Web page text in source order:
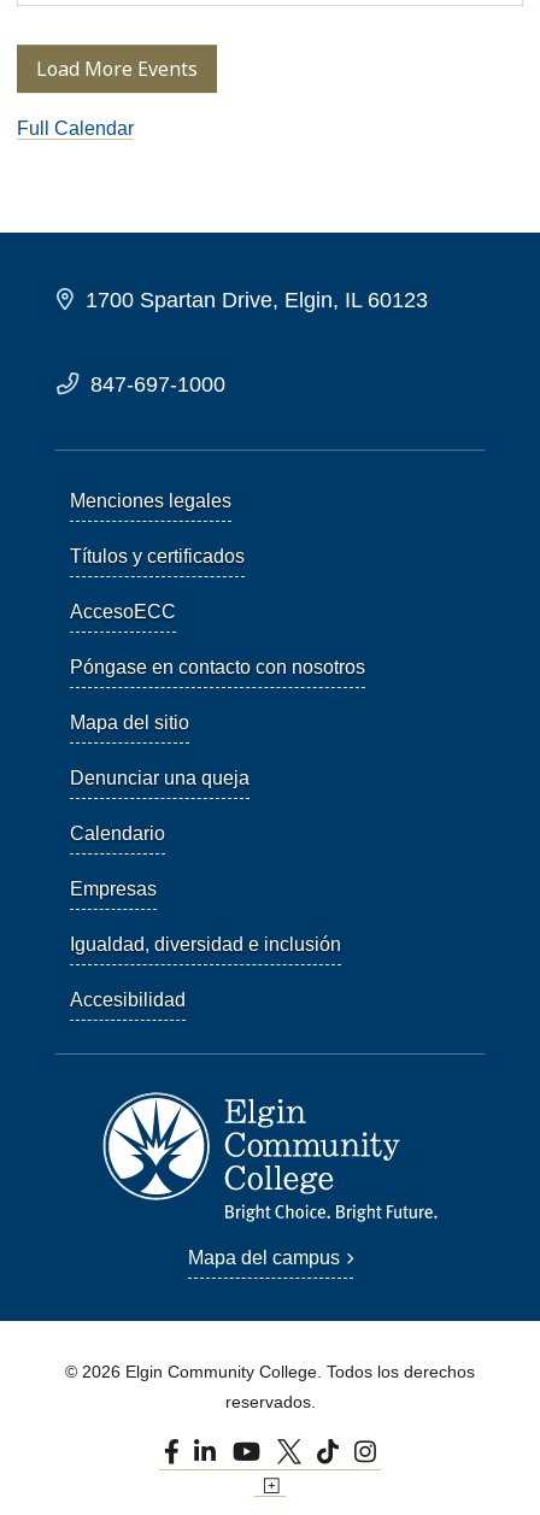
Load More Events
Full Calendar
1700 Spartan Drive, Elgin, IL 60123
847-697-1000
Menciones legales
Títulos y certificados
AccesoECC
Póngase en contacto con nosotros
Mapa del sitio
Denunciar una queja
Calendario
Empresas
Igualdad, diversidad e inclusión
Accesibilidad
Mapa del campus
© 2026 Elgin Community College. Todos los derechos
reservados.